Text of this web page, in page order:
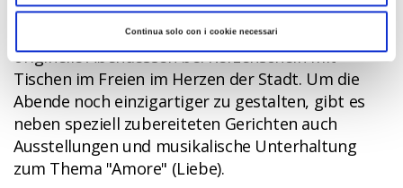
Continua solo con i cookie necessari
Im Frühsommer, im Juni, ist die "Brisighella
Romantica" eine besondere Gelegenheit für
originelle Abendessen bei Kerzenschein mit
Tischen im Freien im Herzen der Stadt. Um die
Abende noch einzigartiger zu gestalten, gibt es
neben speziell zubereiteten Gerichten auch
Ausstellungen und musikalische Unterhaltung
zum Thema "Amore" (Liebe).